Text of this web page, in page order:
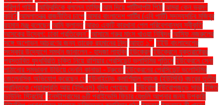
পরিপূর্ণ গাইড আফ্রিদিকে বললেন তামিম আম দিয়ে পাটিসাপটা পিঠা আমরা কেন ভ্রমণ
করি? আমলাতন্ত্র রাজনীতির চাপে আমার বাংলাদেশ পার্টির (এবি পার্টি) সদস্যসচিব মজিবুর
রহমান মঞ্জু বলেছেন আমি ক্লান্ত আরও একটি কারখানা পেল পরিবেশবান্ধব স্বীকৃতি
আসকের উদ্বেগ: ঢাকা প্রতিবেদন" আসামে গরুর মাংস খাওয়া নিষিদ্ধ আসিফ নজরুলের
সঙ্গে অশোভন আচরণের জন্য তারেক রহমানের নিন্দা আহত ১". ইইউ বাংলাদেশের
সংস্কার উদ্যোগে সমর্থন জানালেন - হাদজা লাহবিব ইউক্রেন ইউক্রেনে যুক্তরাষ্ট্রের
প্রস্তাবিত যুদ্ধবিরতি চুক্তি নিয়ে রাশিয়ার প্রেসিডেন্ট ভ্লাদিমির পুতিনে ইউক্রেনে সেনা
পাঠানোর সম্ভাবনা উড়িয়ে দেননি কানাডা - ট্রুডো ইউক্রেনের প্রেসিডেন্ট ভলোদিমির
জেলেনস্কি অভিযোগ করেছেন যে ইউনাইটেড কমার্শিয়াল ব্যাংক (ইউসিবি) বছরের তৃতীয়
প্রান্তিকে শেয়ারপ্রতি আয় (ইপিএস) বৃদ্ধি পেয়েছে। ইউরোপ ইউরোপজুড়ে সাড়া ইঙ্গিত
ডাউনিং স্ট্রিটের" ইনস্টাগ্রামের ৬টি প্রাইভেসি ফিচার যেগুলি আপনার জন্য উপকারী